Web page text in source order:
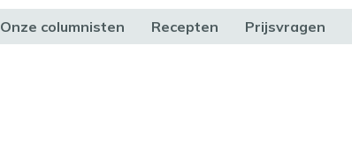
Onze columnisten Recepten Prijsvragen